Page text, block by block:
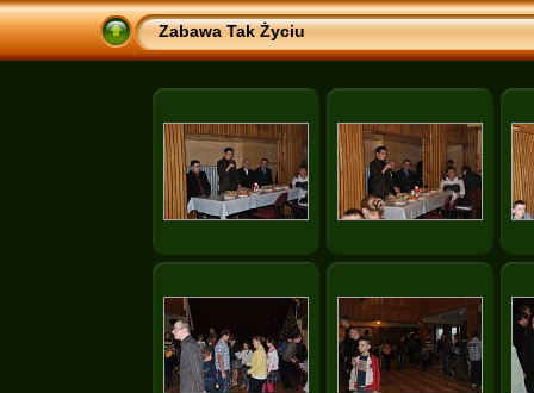
Zabawa Tak Życiu